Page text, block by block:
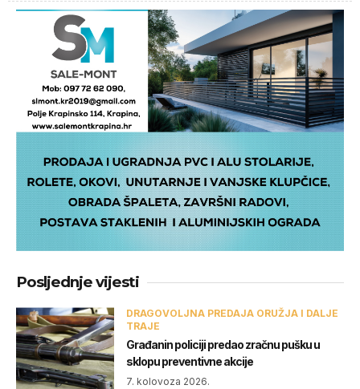
Posljednje vijesti
DRAGOVOLJNA PREDAJA ORUŽJA I DALJE
TRAJE
Građanin policiji predao zračnu pušku u
sklopu preventivne akcije
7. kolovoza 2026.